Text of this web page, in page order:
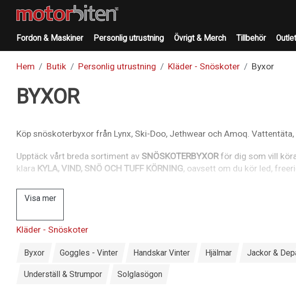
Fordon & Maskiner Personlig utrustning Övrigt & Merch Tillbehör Outlet
Hem Butik Personlig utrustning Kläder - Snöskoter Byxor
BYXOR
Köp snöskoterbyxor från Lynx, Ski-Doo, Jethwear och Amoq.
Upptäck vårt breda sortiment av SNÖSKOTERBYXORför dig som vill
klara KYLA, VIND, SNÖ OCH TUFF KÖRNING, oavsett om du kör led,
Visa mer
Kläder - Snöskoter
Byxor Goggles - Vinter Handskar Vinter Hjälmar Jackor &
Underställ & Strumpor Solglasögon